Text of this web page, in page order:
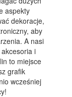
aspekty
dekoracje,
aby
A nasi
i
to miejsce
grafik
wcześniej